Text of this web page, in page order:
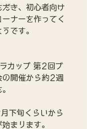
き、初心者向け
ナーを作ってく
です。
カップ 第2回ブ
の開催から約2週
下旬くらいから
まります。